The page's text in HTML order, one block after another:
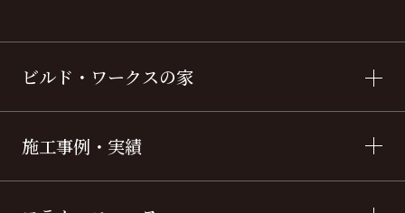
ビルド・ワークスの家
施工事例・実績